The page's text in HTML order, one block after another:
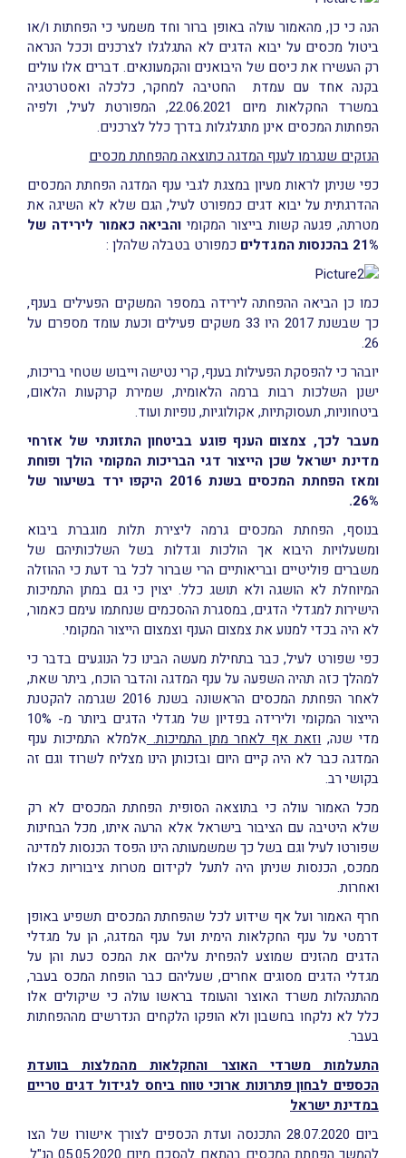
הנה כי כן, מהאמור עולה באופן ברור וחד משמעי כי הפחתות ו/או
ביטול מכסים על יבוא הדגים לא התגלגלו לצרכנים וככל הנראה
רק העשירו את כיסם של היבואנים והקמעונאים. דברים אלו עולים
בקנה אחד עם עמדת החטיבה למחקר, כלכלה ואסטרטגיה
במשרד החקלאות מיום 22.06.2021, המפורטת לעיל, ולפיה
הפחתות המכסים אינן מתגלגלות בדרך כלל לצרכנים.
הנזקים שנגרמו לענף המדגה כתוצאה מהפחתת מכסים
כפי שניתן לראות מעיון במצגת לגבי ענף המדגה הפחתת המכסים
ההדרגתית על יבוא דגים כמפורט לעיל, הגם שלא לא השיגה את
מטרתה, פגעה קשות בייצור המקומי והביאה כאמור לירידה של
21% בהכנסות המגדלים
כמפורט בטבלה שלהלן :
כמו כן הביאה ההפחתה לירידה במספר המשקים הפעילים בענף,
כך שבשנת 2017 היו 33 משקים פעילים וכעת עומד מספרם על
26.
יובהר כי להפסקת הפעילות בענף, קרי נטישה וייבוש שטחי בריכות,
ישנן השלכות רבות ברמה הלאומית, שמירת קרקעות הלאום,
ביטחוניות, תעסוקתיות, אקולוגיות, נופיות ועוד.
מעבר לכך, צמצום הענף פוגע בביטחון התזונתי של אזרחי
מדינת ישראל שכן הייצור דגי הבריכות המקומי הולך ופוחת
ומאז הפחתת המכסים בשנת 2016 היקפו ירד בשיעור של
26%.
בנוסף, הפחתת המכסים גרמה ליצירת תלות מוגברת ביבוא
ומשעלויות היבוא אך הולכות וגדלות בשל השלכותיהם של
משברים פוליטיים ובריאותיים הרי שברור לכל בר דעת כי ההוזלה
המיוחלת לא הושגה ולא תושג כלל. יצוין כי גם במתן התמיכות
הישירות למגדלי הדגים, במסגרת ההסכמים שנחתמו עימם כאמור,
לא היה בכדי למנוע את צמצום הענף וצמצום הייצור המקומי.
כפי שפורט לעיל, כבר בתחילת מעשה הבינו כל הנוגעים בדבר כי
למהלך כזה תהיה השפעה על ענף המדגה והדבר הוכח, ביתר שאת,
לאחר הפחתת המכסים הראשונה בשנת 2016 שגרמה להקטנת
הייצור המקומי ולירידה בפדיון של מגדלי הדגים ביותר מ- 10%
מדי שנה, וזאת אף לאחר מתן התמיכות. אלמלא התמיכות ענף
המדגה כבר לא היה קיים היום ובזכותן הינו מצליח לשרוד וגם זה
בקושי רב.
מכל האמור עולה כי בתוצאה הסופית הפחתת המכסים לא רק
שלא היטיבה עם הציבור בישראל אלא הרעה איתו, מכל הבחינות
שפורטו לעיל וגם בשל כך שמשמעותה הינו הפסד הכנסות למדינה
ממכס, הכנסות שניתן היה לתעל לקידום מטרות ציבוריות כאלו
ואחרות.
חרף האמור ועל אף שידוע לכל שהפחתת המכסים תשפיע באופן
דרמטי על ענף החקלאות הימית ועל ענף המדגה, הן על מגדלי
הדגים מהזנים שמוצע להפחית עליהם את המכס כעת והן על
מגדלי הדגים מסוגים אחרים, שעליהם כבר הופחת המכס בעבר,
מהתנהלות משרד האוצר והעומד בראשו עולה כי שיקולים אלו
כלל לא נלקחו בחשבון ולא הופקו הלקחים הנדרשים מההפחתות
בעבר.
התעלמות משרדי האוצר והחקלאות מהמלצות בוועדת
הכספים לבחון פתרונות ארוכי טווח ביחס לגידול דגים טריים
במדינת ישראל
ביום 28.07.2020 התכנסה ועדת הכספים לצורך אישורו של הצו